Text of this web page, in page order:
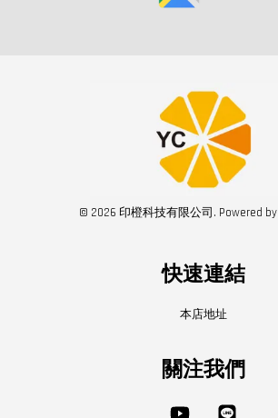
© 2026 印橙科技有限公司. Powered by
快速連結
本店地址
關注我們
YouTube